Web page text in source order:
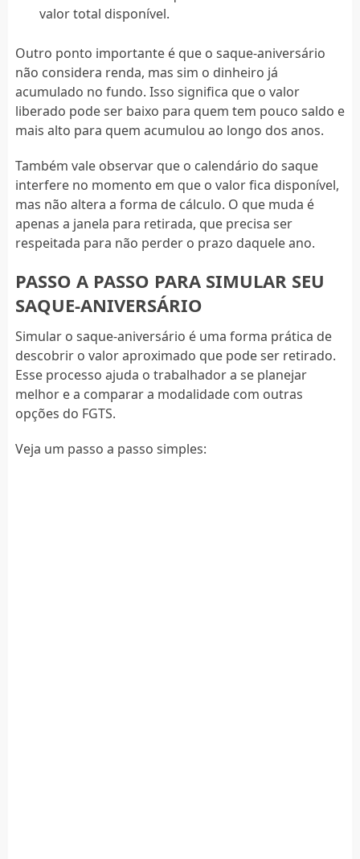
valor total disponível.
Outro ponto importante é que o saque-aniversário
não considera renda, mas sim o dinheiro já
acumulado no fundo. Isso significa que o valor
liberado pode ser baixo para quem tem pouco saldo e
mais alto para quem acumulou ao longo dos anos.
Também vale observar que o calendário do saque
interfere no momento em que o valor fica disponível,
mas não altera a forma de cálculo. O que muda é
apenas a janela para retirada, que precisa ser
respeitada para não perder o prazo daquele ano.
PASSO A PASSO PARA SIMULAR SEU
SAQUE-ANIVERSÁRIO
Simular o saque-aniversário é uma forma prática de
descobrir o valor aproximado que pode ser retirado.
Esse processo ajuda o trabalhador a se planejar
melhor e a comparar a modalidade com outras
opções do FGTS.
Veja um passo a passo simples: